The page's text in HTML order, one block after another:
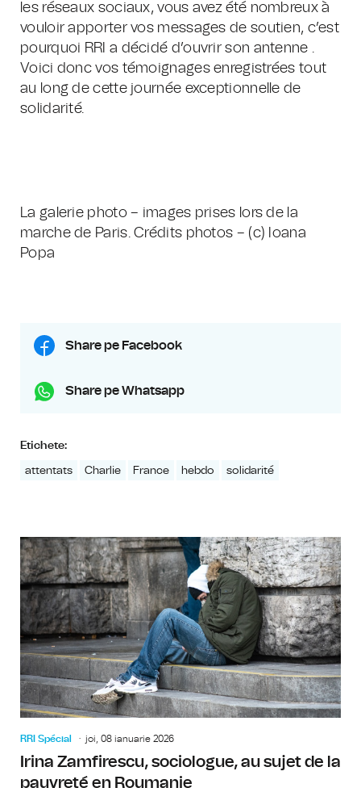
les réseaux sociaux, vous avez été nombreux à
vouloir apporter vos messages de soutien, c’est
pourquoi RRI a décidé d’ouvrir son antenne .
Voici donc vos témoignages enregistrées tout
au long de cette journée exceptionnelle de
solidarité.
La galerie photo – images prises lors de la
marche de Paris. Crédits photos – (c) Ioana
Popa
Share pe Facebook
Share pe Whatsapp
Etichete:
attentats Charlie France hebdo solidarité
RRI Spécial joi, 08 ianuarie 2026
Irina Zamfirescu, sociologue, au sujet de la
pauvreté en Roumanie